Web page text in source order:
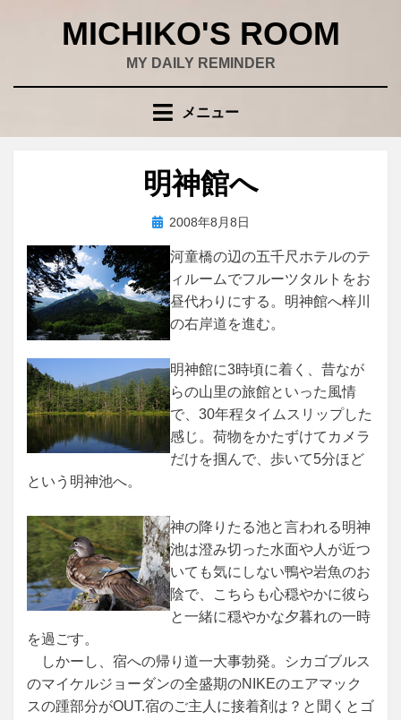
MICHIKO'S ROOM
MY DAILY REMINDER
メニュー
明神館へ
投稿者wad
投
日:
2008年8月8日
河童橋の辺の五千尺ホテルのテ
ィルームでフルーツタルトをお
昼代わりにする。明神館へ梓川
の右岸道を進む。
明神館に3時頃に着く、昔なが
らの山里の旅館といった風情
で、30年程タイムスリップした
感じ。荷物をかたずけてカメラ
だけを掴んで、歩いて5分ほど
という明神池へ。
神の降りたる池と言われる明神
池は澄み切った水面や人が近つ
いても気にしない鴨や岩魚のお
陰で、こちらも心穏やかに彼ら
と一緒に穏やかな夕暮れの一時
を過ごす。
しかーし、宿への帰り道一大事勃発。シカゴブルス
のマイケルジョーダンの全盛期のNIKEのエアマック
スの踵部分がOUT.宿のご主人に接着剤は？と聞くとゴ